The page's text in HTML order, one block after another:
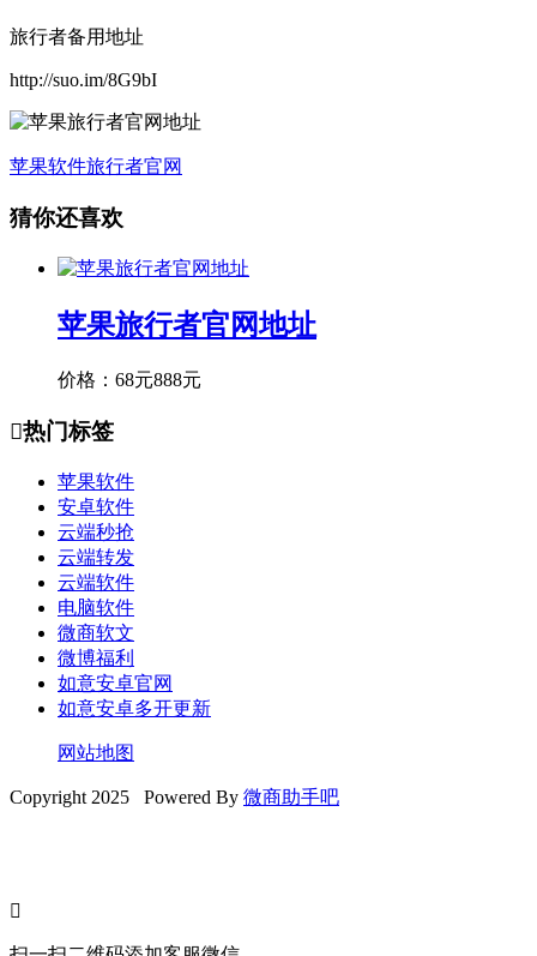
旅行者备用地址
http://suo.im/8G9bI
苹果软件旅行者官网
猜你还喜欢
苹果旅行者官网地址
价格： 68元888元
热门标签
苹果软件
安卓软件
云端秒抢
云端转发
云端软件
电脑软件
微商软文
微博福利
如意安卓官网
如意安卓多开更新
网站地图
Copyright 2025 Powered By 微商助手吧
